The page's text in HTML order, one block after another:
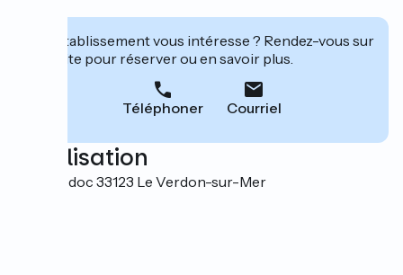
Cet établissement vous intéresse ? Rendez-vous sur
leur site pour réserver ou en savoir plus.
Téléphoner Courriel
Localisation
Port Médoc 33123 Le Verdon-sur-Mer